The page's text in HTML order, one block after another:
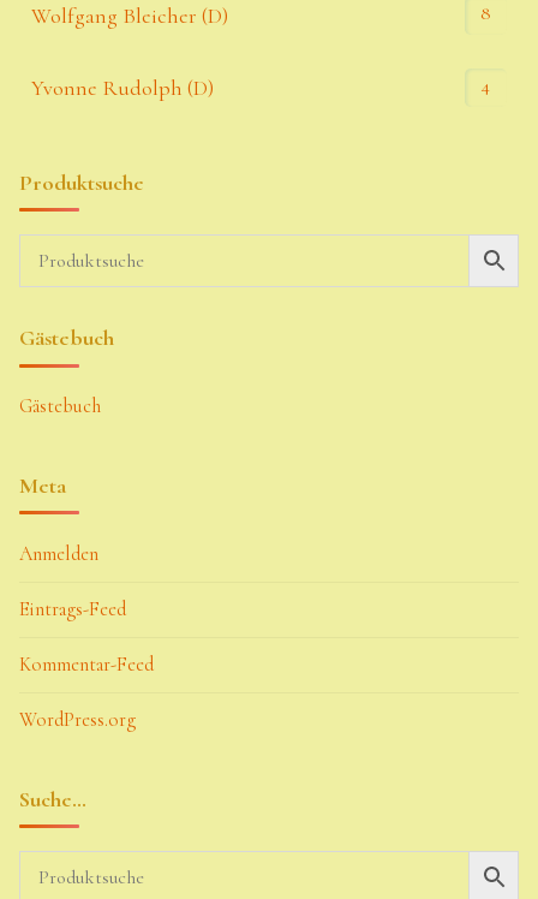
Wolfgang Bleicher (D) 8
Yvonne Rudolph (D) 4
Produktsuche
Gästebuch
Gästebuch
Meta
Anmelden
Eintrags-Feed
Kommentar-Feed
WordPress.org
Suche…